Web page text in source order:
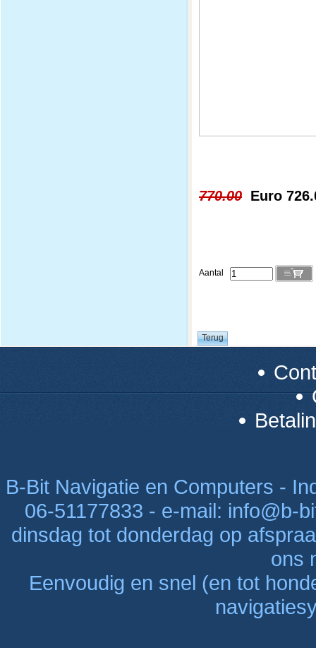
770.00 Euro
Aantal
B-Bit Navigatie en Computers -
06-51177833 - e-mail: info@b-
dinsdag tot donderdag op
ons
Eenvoudig en snel (en tot